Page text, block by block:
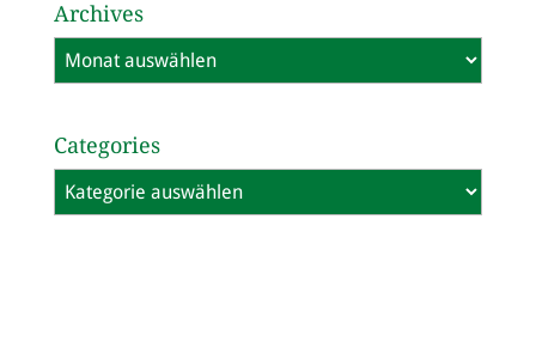
Archives
Archives
Categories
Categories